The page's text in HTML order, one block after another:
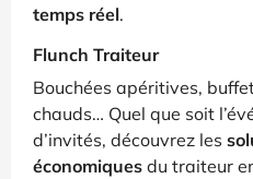
temps réel.
Flunch Traiteur
Bouchées apéritives,
chauds… Quel que soit
d’invités, découvrez les
économiques du traiteur